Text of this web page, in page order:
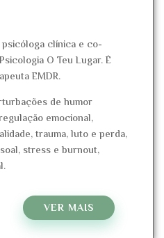
clínica e co-
O Teu Lugar. É
EMDR.
de humor
emocional,
trauma, luto e perda,
stress e burnout,
VER MAIS